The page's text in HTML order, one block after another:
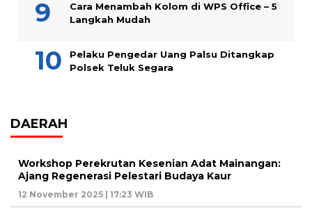
Cara Menambah Kolom di WPS Office – 5
Langkah Mudah
Pelaku Pengedar Uang Palsu Ditangkap
Polsek Teluk Segara
DAERAH
Workshop Perekrutan Kesenian Adat Mainangan:
Ajang Regenerasi Pelestari Budaya Kaur
12 November 2025 | 17:23 WIB